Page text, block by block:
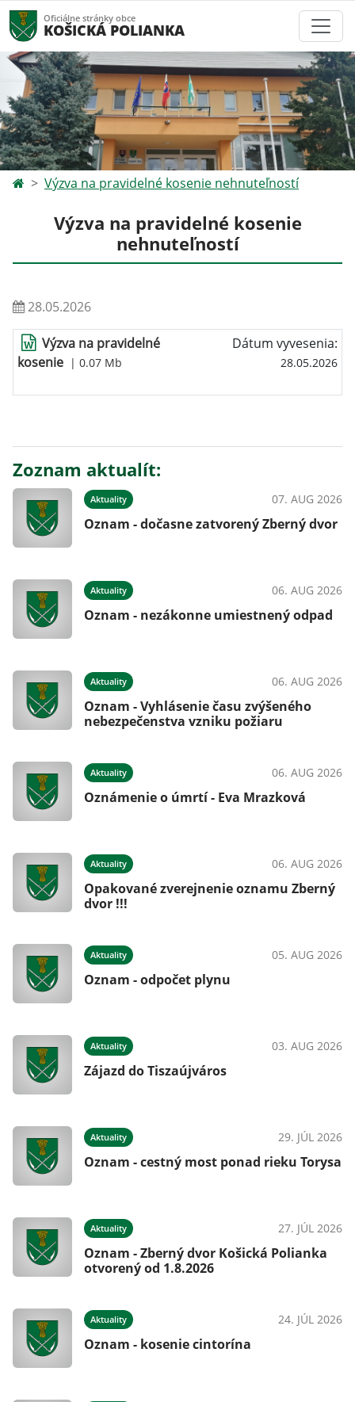
Oficiálne stránky obce
KOŠICKÁ POLIANKA
Výzva na pravidelné kosenie nehnuteľností
Výzva na pravidelné kosenie
nehnuteľností
28.05.2026
Výzva na pravidelné
kosenie | 0.07 Mb
Dátum vyvesenia:
28.05.2026
Zoznam aktualít:
Aktuality 07. AUG 2026
Oznam - dočasne zatvorený Zberný dvor
Aktuality 06. AUG 2026
Oznam - nezákonne umiestnený odpad
Aktuality 06. AUG 2026
Oznam - Vyhlásenie času zvýšeného
nebezpečenstva vzniku požiaru
Aktuality 06. AUG 2026
Oznámenie o úmrtí - Eva Mrazková
Aktuality 06. AUG 2026
Opakované zverejnenie oznamu Zberný
dvor !!!
Aktuality 05. AUG 2026
Oznam - odpočet plynu
Aktuality 03. AUG 2026
Zájazd do Tiszaújváros
Aktuality 29. JÚL 2026
Oznam - cestný most ponad rieku Torysa
Aktuality 27. JÚL 2026
Oznam - Zberný dvor Košická Polianka
otvorený od 1.8.2026
Aktuality 24. JÚL 2026
Oznam - kosenie cintorína